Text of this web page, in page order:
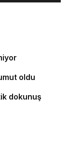
ve güvenlik
oldu
dokunuş
bulunan
uzmanı
veren